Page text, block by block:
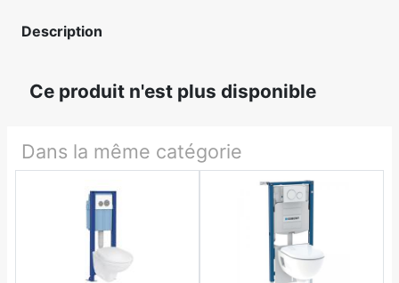
Description
Ce produit n'est plus disponible
Dans la même catégorie